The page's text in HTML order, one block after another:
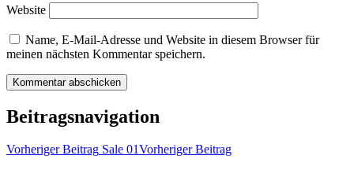
Website
Name, E-Mail-Adresse und Website in diesem Browser für
meinen nächsten Kommentar speichern.
Beitragsnavigation
Vorheriger Beitrag Sale 01Vorheriger Beitrag